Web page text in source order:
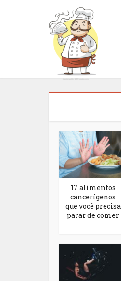
17 alimentos
cancerígenos
que você precisa
parar de comer